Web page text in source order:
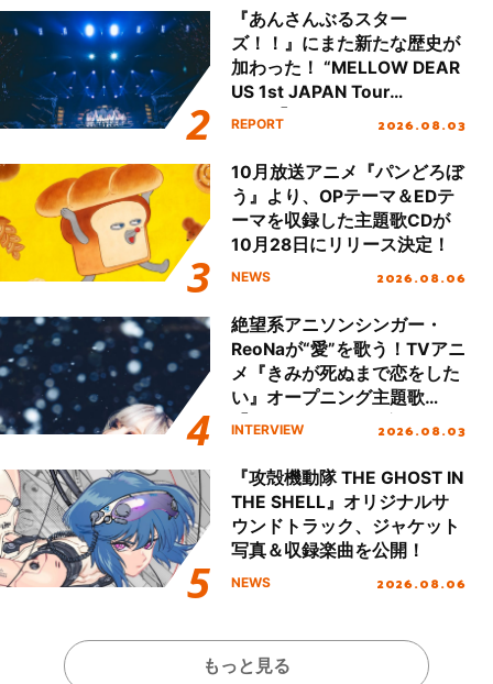
『あんさんぶるスター
ズ！！』にまた新たな歴史が
加わった！ “MELLOW DEAR
US 1st JAPAN Tour
Final「NICE to meet YOU
ート!!
REPORT 2026.08.03
10月放送アニメ『パンどろぼ
う』より、OPテーマ＆EDテ
ーマを収録した主題歌CDが
10月28日にリリース決定！
NEWS 2026.08.06
絶望系アニソンシンガー・
ReoNaが“愛”を歌う！TVアニ
メ『きみが死ぬまで恋をした
い』オープニング主題歌
「Amore」インタビュー
INTERVIEW 2026.08.03
『攻殻機動隊 THE GHOST IN
THE SHELL』オリジナルサ
ウンドトラック、ジャケット
写真＆収録楽曲を公開！
NEWS 2026.08.06
もっと見る